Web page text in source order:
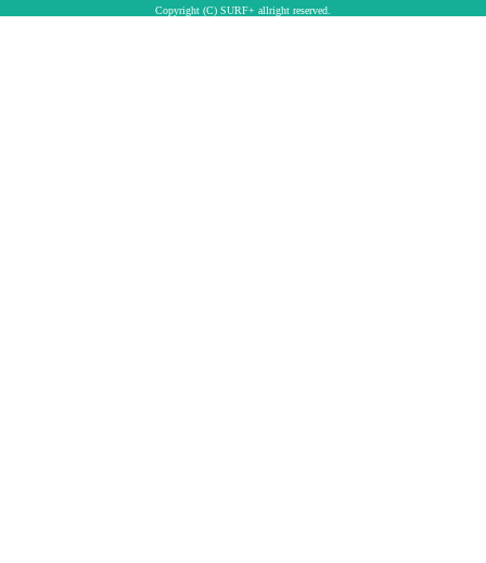
Copyright (C) SURF+ allright reserved.